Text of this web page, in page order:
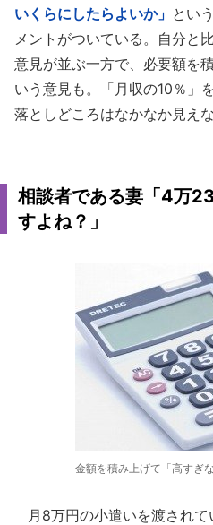
いくらにしたらよいか」 とい
メントがついている。自分と
意見が並ぶ一方で、必要額を
いう意見も。「月収の10％」
落としどころはなかなか見えな
相談者である妻「4万
すよね？」
金額を積み上げて「高すぎ
月8万円の小遣いを渡されて